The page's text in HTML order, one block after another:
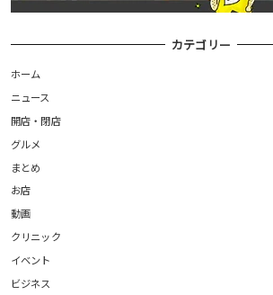
カテゴリー
ホーム
ニュース
開店・閉店
グルメ
まとめ
お店
動画
クリニック
イベント
ビジネス